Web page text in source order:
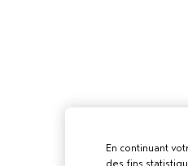
En continuant
des fins